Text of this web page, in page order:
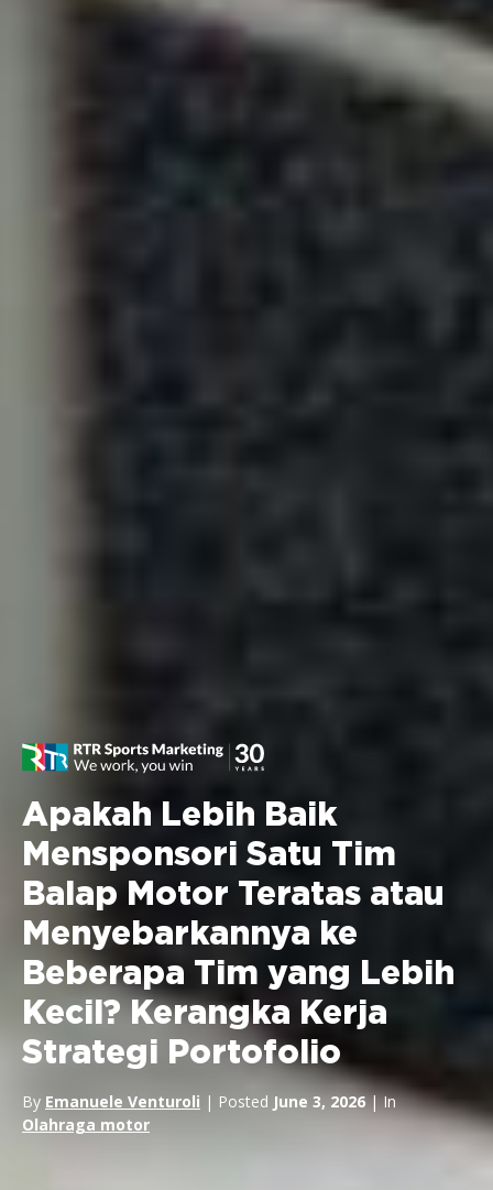
Apakah Lebih Baik
Mensponsori Satu Tim
Balap Motor Teratas atau
Menyebarkannya ke
Beberapa Tim yang Lebih
Kecil? Kerangka Kerja
Strategi Portofolio
By Emanuele Venturoli | Posted June 3, 2026| In
Olahraga motor